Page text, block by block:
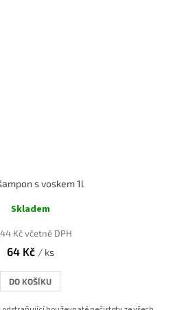
s voskem 1l
Skladem
Kč včetně DPH
64 Kč / ks
DO KOŠÍKU